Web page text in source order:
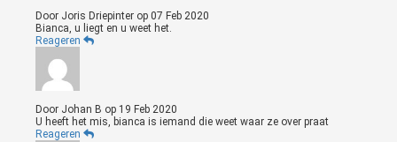
Door Joris Driepinter op 07 Feb 2020
Bianca, u liegt en u weet het.
Reageren
Door Johan B op 19 Feb 2020
U heeft het mis, bianca is iemand die weet waar ze over praat
Reageren